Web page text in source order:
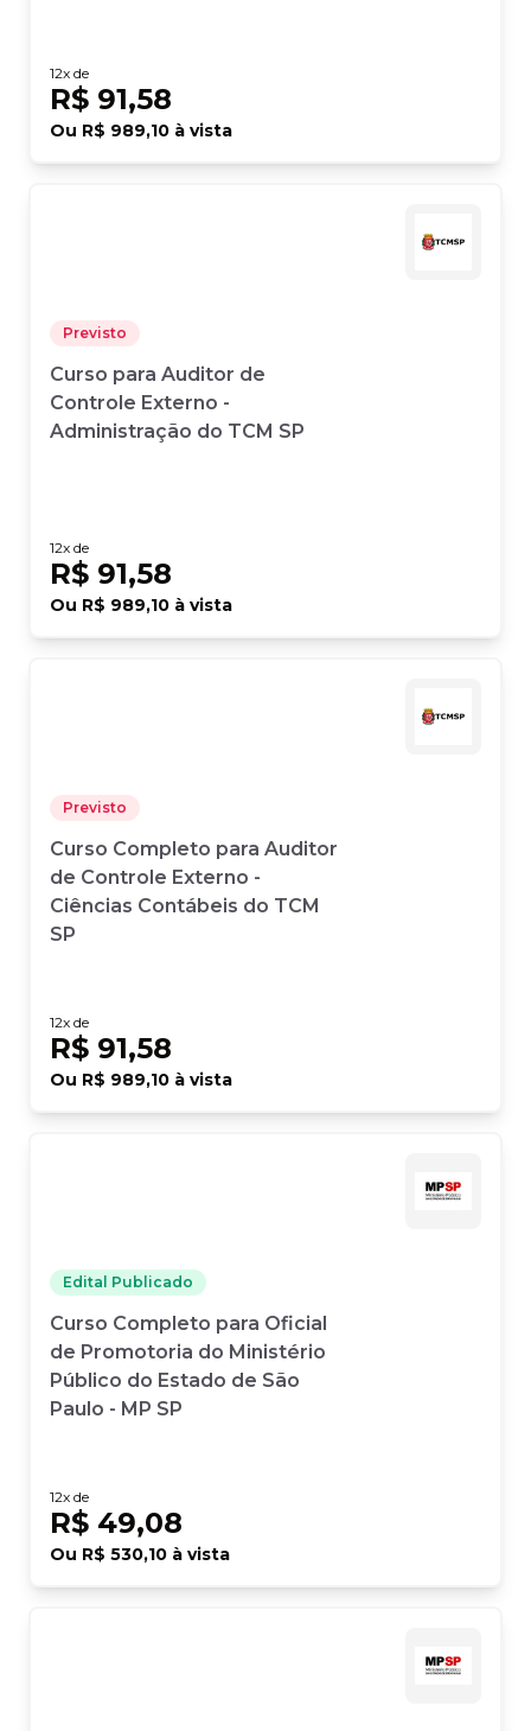
12x de
R$ 91,58
Ou R$ 989,10 à vista
Previsto
Curso para Auditor de
Controle Externo -
Administração do TCM SP
12x de
R$ 91,58
Ou R$ 989,10 à vista
Previsto
Curso Completo para Auditor
de Controle Externo -
Ciências Contábeis do TCM
SP
12x de
R$ 91,58
Ou R$ 989,10 à vista
Edital Publicado
Curso Completo para Oficial
de Promotoria do Ministério
Público do Estado de São
Paulo - MP SP
12x de
R$ 49,08
Ou R$ 530,10 à vista